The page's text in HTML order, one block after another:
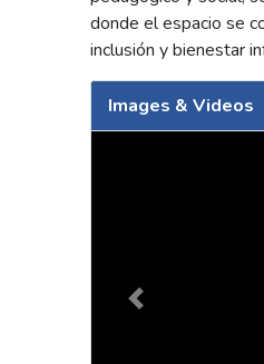
donde el espacio se
inclusión y bienestar
Images & Videos
Previous